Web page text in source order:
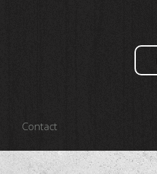
Contact